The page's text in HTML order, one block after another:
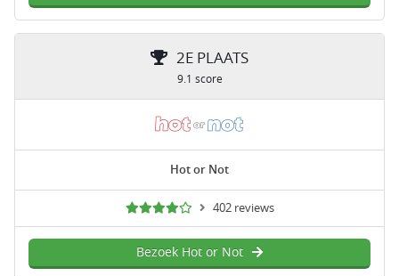
2E PLAATS
9.1 score
Hot or Not
402 reviews
Bezoek Hot or Not